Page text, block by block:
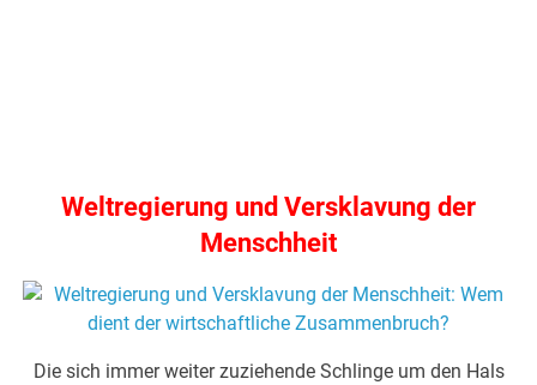
Weltregierung und Versklavung der
Menschheit
Die sich immer weiter zuziehende Schlinge um den Hals